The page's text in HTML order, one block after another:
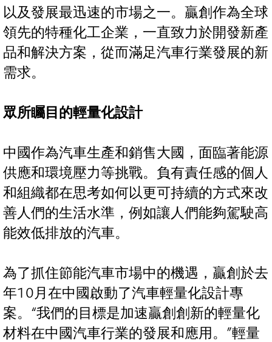
以及發展最迅速的市場之一。贏創作為全球
領先的特種化工企業，一直致力於開發新產
品和解決方案，從而滿足汽車行業發展的新
需求。
眾所矚目的輕量化設計
中國作為汽車生產和銷售大國，面臨著能源
供應和環境壓力等挑戰。負有責任感的個人
和組織都在思考如何以更可持續的方式來改
善人們的生活水準，例如讓人們能夠駕駛高
能效低排放的汽車。
為了抓住節能汽車市場中的機遇，贏創於去
年10月在中國啟動了汽車輕量化設計專
案。“我們的目標是加速贏創創新的輕量化
材料在中國汽車行業的發展和應用。”輕量